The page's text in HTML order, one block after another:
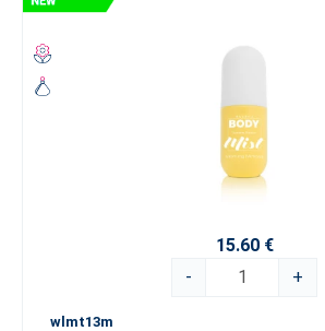
15.60 €
-
+
wlmt13m